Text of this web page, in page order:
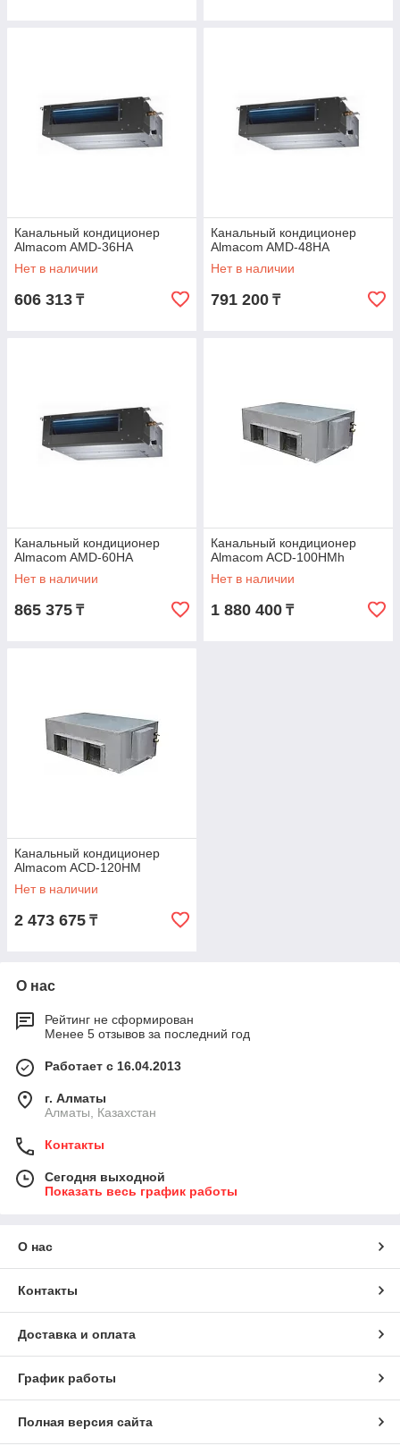
Канальный кондиционер
Almacom AMD-36HА
Нет в наличии
606 313 ₸
Канальный кондиционер
Almacom AMD-48HА
Нет в наличии
791 200 ₸
Канальный кондиционер
Almacom AMD-60HА
Нет в наличии
865 375 ₸
Канальный кондиционер
Almacom ACD-100HМh
Нет в наличии
1 880 400 ₸
Канальный кондиционер
Almacom ACD-120HМ
Нет в наличии
2 473 675 ₸
О нас
Рейтинг не сформирован
Менее 5 отзывов за последний год
Работает с 16.04.2013
г. Алматы
Алматы, Казахстан
Контакты
Сегодня выходной
Показать весь график работы
О нас
Контакты
Доставка и оплата
График работы
Полная версия сайта